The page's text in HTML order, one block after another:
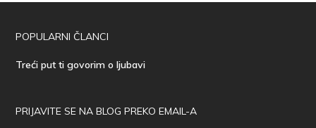
POPULARNI ČLANCI
Treći put ti govorim o ljubavi
PRIJAVITE SE NA BLOG PREKO EMAIL-A